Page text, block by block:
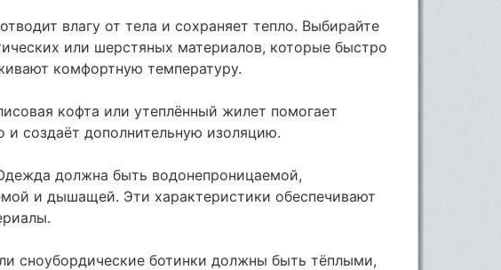
влагу от тела и сохраняет тепло. Выбирайте
или шерстяных материалов, которые быстро
комфортную температуру.
кофта или утеплённый жилет помогает
и создаёт дополнительную изоляцию.
должна быть водонепроницаемой,
и дышащей. Эти характеристики обеспечивают
сноубордические ботинки должны быть тёплыми,